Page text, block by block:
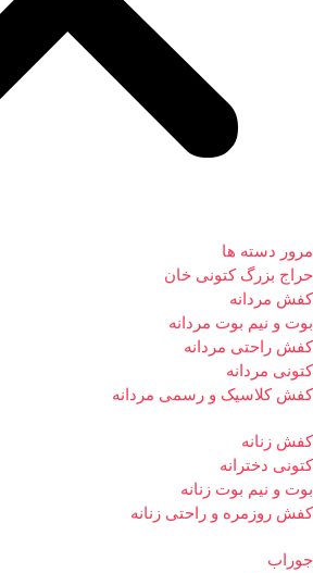
مرور دسته ها
حراج بزرگ کتونی خان
کفش مردانه
بوت و نیم بوت مردانه
کفش راحتی مردانه
کتونی مردانه
کفش کلاسیک و رسمی مردانه
کفش زنانه
کتونی دخترانه
بوت و نیم بوت زنانه
کفش روزمره و راحتی زنانه
جوراب